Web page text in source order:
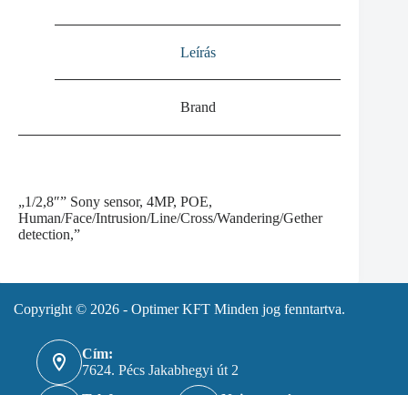
Leírás
Brand
„1/2,8″” Sony sensor, 4MP, POE,
Human/Face/Intrusion/Line/Cross/Wandering/Gether
detection,”
Copyright © 2026 - Optimer KFT Minden jog fenntartva.
Cím:
7624. Pécs Jakabhegyi út 2